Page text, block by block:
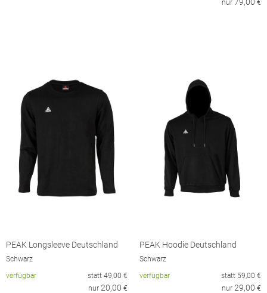
nur €
PEAK Longsleeve Deutschland
Schwarz
verfügbar
statt 49,00 €
nur 20,00 €
PEAK Hoodie Deutschland
Schwarz
verfügbar
statt 59,00 €
nur 29,00 €